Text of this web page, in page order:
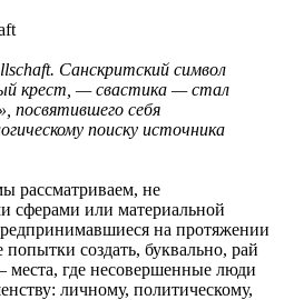
Санскритский символ
крест, — свастика — стал
посвятившего себя
поиску источника
рассматриваем, не
сферами или материальной
на протяжении
создать, буквально, рай
где несовершенные люди
личному, политическому,